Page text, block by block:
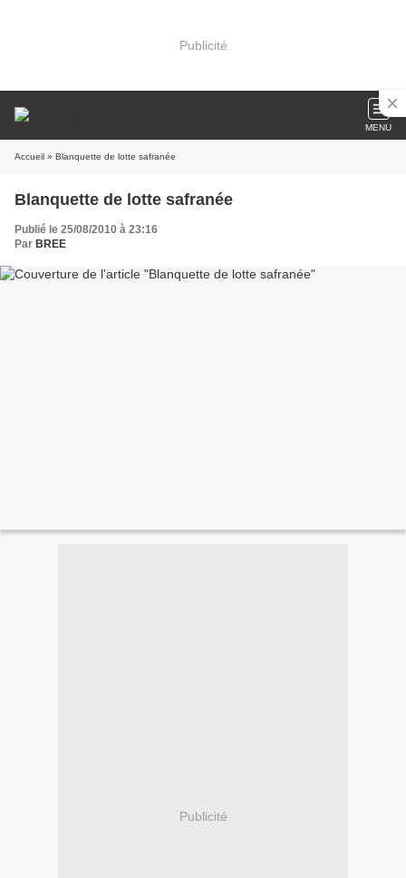
Publicité
MENU
Accueil » Blanquette de lotte safranée
Blanquette de lotte safranée
Publié le 25/08/2010 à 23:16
Par BREE
Publicité